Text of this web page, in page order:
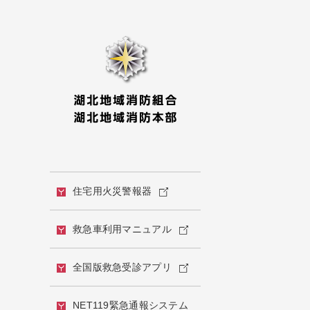
住宅用火災警報器
救急車利用マニュアル
全国版救急受診アプリ
NET119緊急通報システム